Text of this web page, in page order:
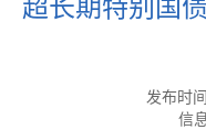
发布时
信